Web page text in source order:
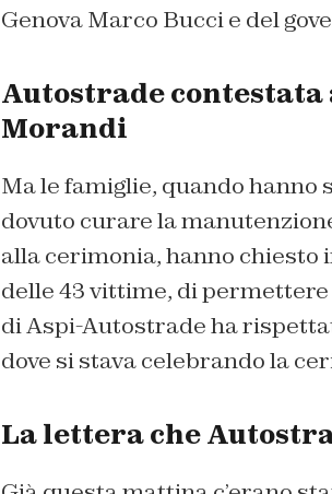
Genova Marco Bucci e del
Autostrade
Morandi
Ma le famiglie, quando hanno
dovuto curare la
alla cerimonia, hanno
delle 43 vittime, di permettere
di Aspi-Autostrade ha
dove si stava celebrando la
La lettera che